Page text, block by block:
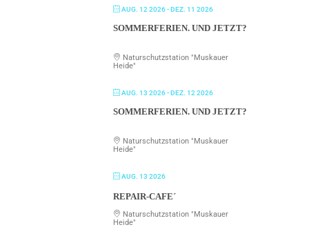
AUG. 12 2026- DEZ. 11 2026
SOMMERFERIEN. UND JETZT?
Naturschutzstation "Muskauer
Heide"
AUG. 13 2026- DEZ. 12 2026
SOMMERFERIEN. UND JETZT?
Naturschutzstation "Muskauer
Heide"
AUG. 13 2026
REPAIR-CAFE´
Naturschutzstation "Muskauer
Heide"